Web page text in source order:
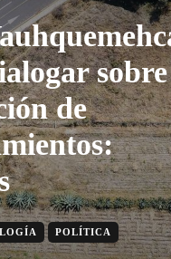
sobre
de
POLÍTICA